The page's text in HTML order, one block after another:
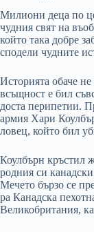
Милиони деца по
чудния свят на
който така добре
сподели чудните
Историята обаче
всъщност е бил
доста перипетии.
армия Хари
ловец, който бил
Коулбърн кръстил
родния си
Мечето бързо се
ра Канадска
Великобритания,